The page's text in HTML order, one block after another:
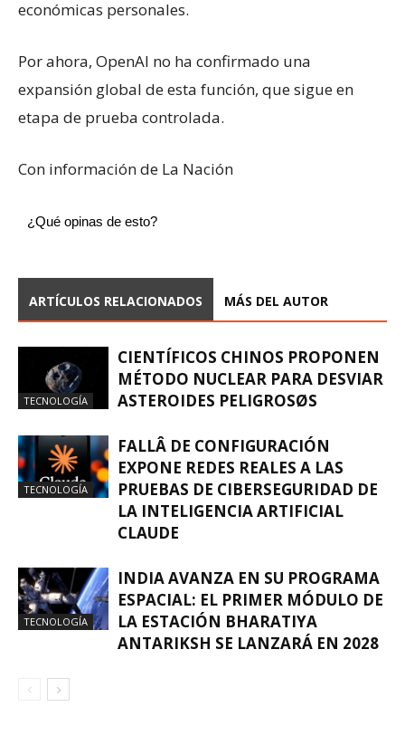
económicas personales.
Por ahora, OpenAI no ha confirmado una
expansión global de esta función, que sigue en
etapa de prueba controlada.
Con información de La Nación
¿Qué opinas de esto?
ARTÍCULOS RELACIONADOS MÁS DEL AUTOR
TECNOLOGÍA
CIENTÍFICOS CHINOS PROPONEN
MÉTODO NUCLEAR PARA DESVIAR
ASTEROIDES PELIGROSØS
TECNOLOGÍA
FALLÂ DE CONFIGURACIÓN
EXPONE REDES REALES A LAS
PRUEBAS DE CIBERSEGURIDAD DE
LA INTELIGENCIA ARTIFICIAL
CLAUDE
TECNOLOGÍA
INDIA AVANZA EN SU PROGRAMA
ESPACIAL: EL PRIMER MÓDULO DE
LA ESTACIÓN BHARATIYA
ANTARIKSH SE LANZARÁ EN 2028